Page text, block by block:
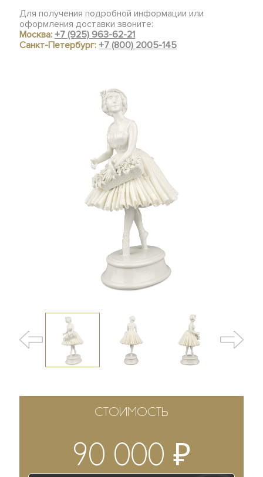
Для получения подробной информации или
оформления доставки звоните:
Москва:+7 (925) 963-62-21
Санкт-Петербург:+7 (800) 2005-145
СТОИМОСТЬ
90 000₽